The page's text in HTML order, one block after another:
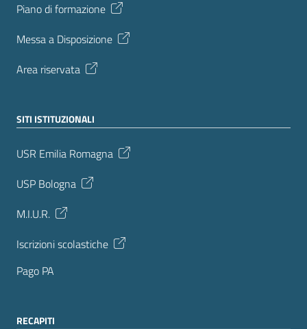
Piano di formazione
Messa a Disposizione
Area riservata
SITI ISTITUZIONALI
USR Emilia Romagna
USP Bologna
M.I.U.R.
Iscrizioni scolastiche
Pago PA
RECAPITI